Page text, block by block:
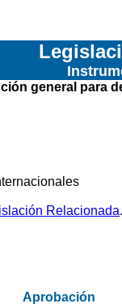
general para
Relacionada.
Aprobación